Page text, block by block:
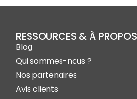
RESSOURCES & À PROPOS
Blog
Qui sommes-nous ?
Nos partenaires
Avis clients